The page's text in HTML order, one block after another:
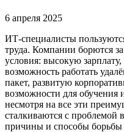
6 апреля 2025
ИТ-специалисты
труда. Компании борются
условия: высокую
возможность работать
пакет, развитую
возможности для обучения
несмотря на все эти
сталкиваются с проблемой
причины и способы